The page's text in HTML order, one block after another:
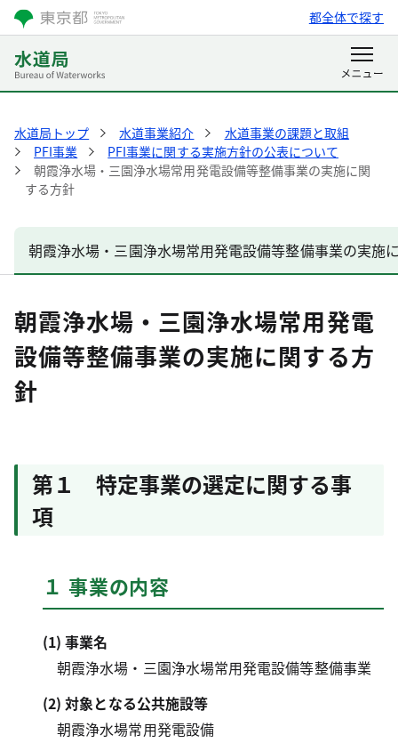
都全体で探す
水道局トップ 水道事業紹介
水道事業の課題と取組
PFI事業
PFI事業に関する実施方針の公表について
朝霞浄水場・三園浄水場常用発電設備等整備事業の実施に関
する方針
朝霞浄水場・三園浄水場常用発電設備等整備事業の実施
朝霞浄水場・三園浄水場常用発電
設備等整備事業の実施に関する方
針
第１ 特定事業の選定に関する事
項
１ 事業の内容
(1) 事業名
朝霞浄水場・三園浄水場常用発電設備等整備事業
(2) 対象となる公共施設等
朝霞浄水場常用発電設備